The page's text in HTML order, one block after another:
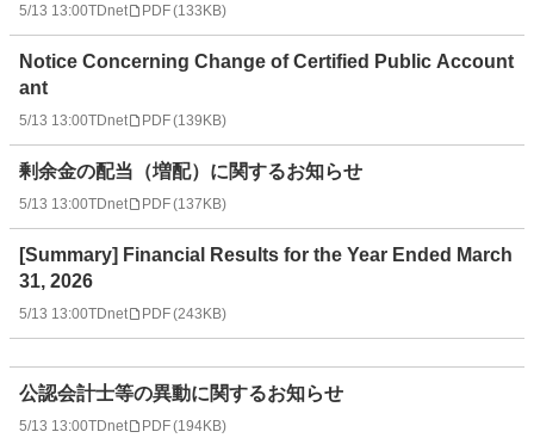
5/13 13:00TDnet PDF(133KB)
Notice Concerning Change of Certified Public Account
ant
5/13 13:00TDnet PDF(139KB)
剰余金の配当（増配）に関するお知らせ
5/13 13:00TDnet PDF(137KB)
[Summary] Financial Results for the Year Ended March
31, 2026
5/13 13:00TDnet PDF(243KB)
公認会計士等の異動に関するお知らせ
5/13 13:00TDnet PDF(194KB)